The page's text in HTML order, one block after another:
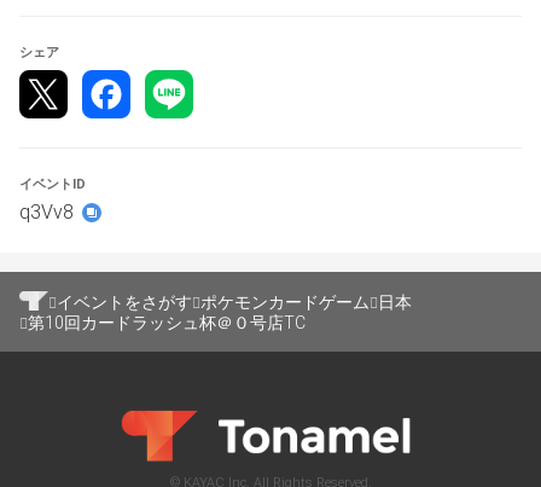
東京都 カードラッシュ秋葉原0号店TC
▼対戦形式 ▼
▼定員▼
▼参加費 ▼
1000円 / 1人 現地支払
大会参加に必要な物▼
シェア
イベントID
q3Vv8
イベントをさがす ポケモンカードゲーム
日本
第10回カードラッシュ杯＠０号店TC
© KAYAC Inc. All Rights Reserved.